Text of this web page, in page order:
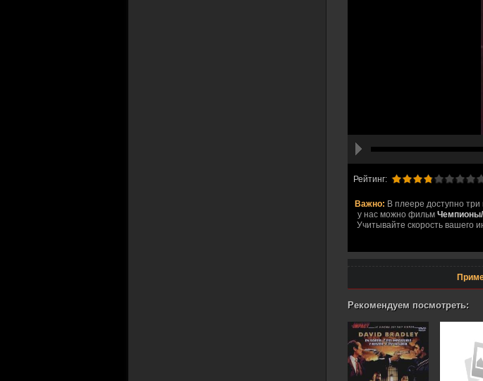
Рейтинг:
Важно: В плеере доступно
у нас можно фильм Чемпионы/
Учитывайте скорость вашего
Рекомендуем посмотреть: